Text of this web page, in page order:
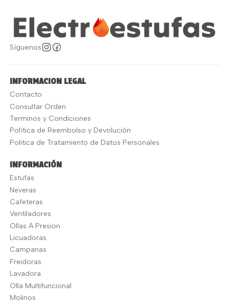
Síguenos
INFORMACION LEGAL
Contacto
Consultar Orden
Terminos y Condiciones
Política de Reembolso y Devolución
Politica de Tratamiento de Datos Personales
INFORMACIÓN
Estufas
Neveras
Cafeteras
Ventiladores
Ollas A Presion
Licuadoras
Campanas
Freidoras
Lavadora
Olla Multifuncional
Molinos